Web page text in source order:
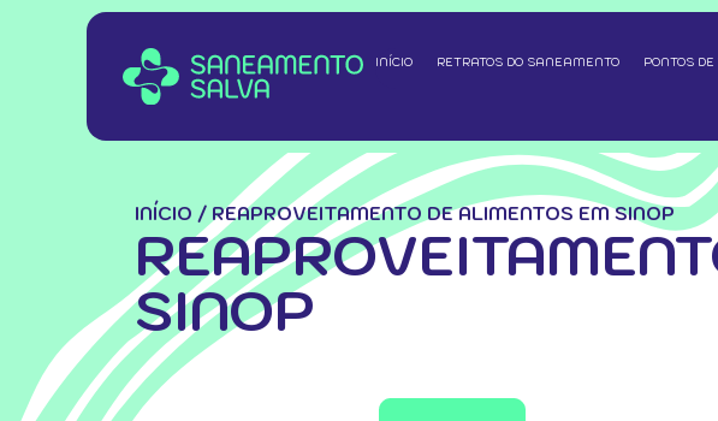
INÍCIO RETRATOS DO SANEAMENTO PONTOS
INÍCIO / REAPROVEITAMENTO DE ALIMENTOS EM SINOP
SINOP